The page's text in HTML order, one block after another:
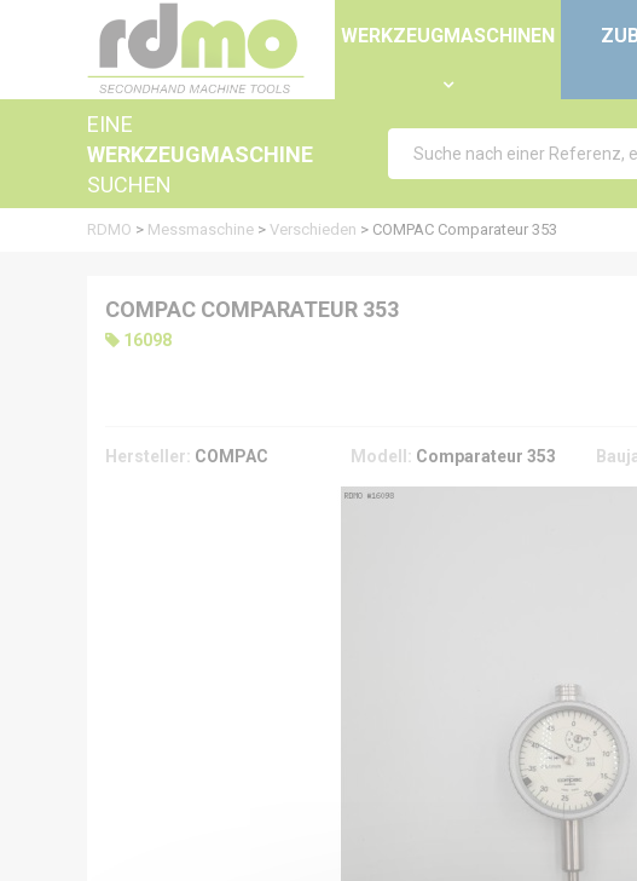
WERKZEUGMASCHINEN
EINE
WERKZEUGMASCHINE
SUCHEN
RDMO > Messmaschine > Verschieden > COMPAC Comparateur 353
COMPAC COMPARATEUR 353
16098
Hersteller: COMPAC Modell: Comparateur 353